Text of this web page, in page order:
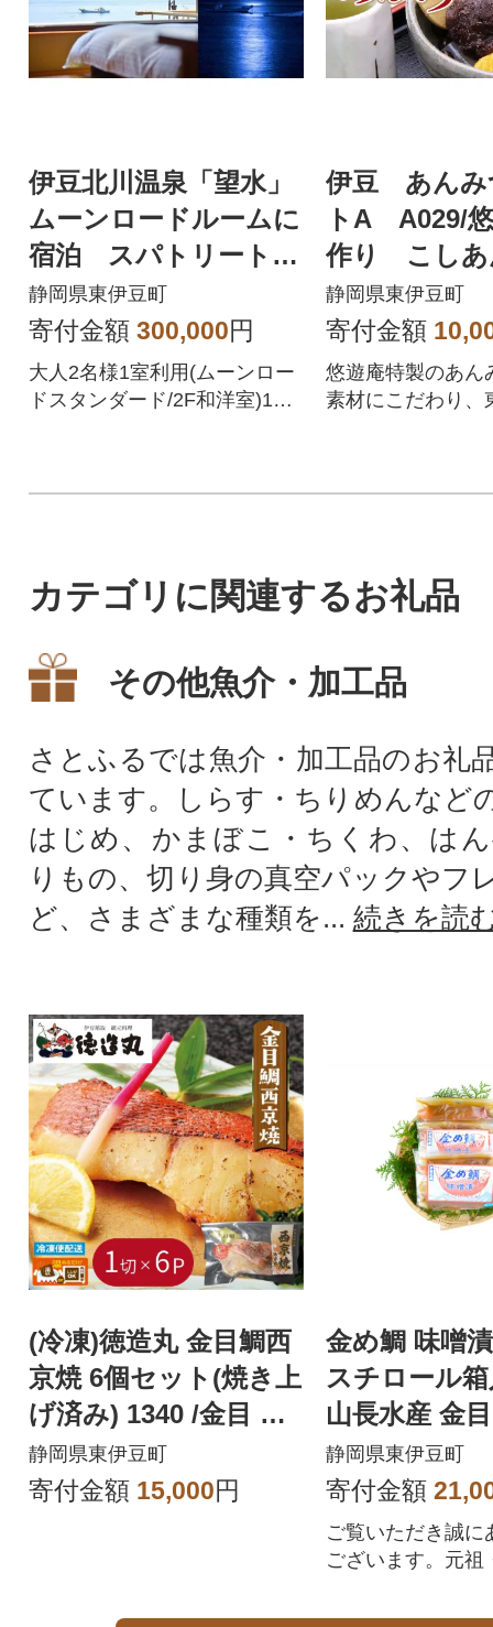
伊豆北川温泉「望水」
ムーンロードルームに
宿泊 スパトリートメ
ントを楽しむ! 1泊2
食・2名 I003
静岡県東伊豆町
寄付金額 300,000円
大人2名様1室利用(ムーンロー
ドスタンダード/2F和洋室)1泊2
ロードがご覧いただけるここ
東伊豆。そんな「ムーンロー
ド」の神秘的な世界観をコン
セプトに2020年夏、ムーンロ
ードルームが誕生いたしまし
伊豆 あん
トA A029/
作り こし
子 ところ
県 東伊豆町
静岡県東伊豆町
寄付金額
悠遊庵特製のあん
素材にこだわり、
豆と波照間島産黒
仕上げました。
甘味しるこや悠遊
カテゴリに関連するお礼品
その他魚介・加工品
さとふるでは魚介・加工品のお礼
ています。しらす・ちりめんなど
はじめ、かまぼこ・ちくわ、は
りもの、切り身の真空パックやフ
ど、さまざまな種類を... 続きを読
(冷凍)徳造丸 金目鯛西
京焼 6個セット(焼き上
げ済み) 1340 /金目 鯛
西京焼 海鮮
静岡県東伊豆町
寄付金額 15,000円
金め鯛 味噌
スチロール
山長水産 金
静岡県 東伊
静岡県東伊豆町
寄付金額
ご覧いただき誠に
ございます。元祖
康で幸せでありま